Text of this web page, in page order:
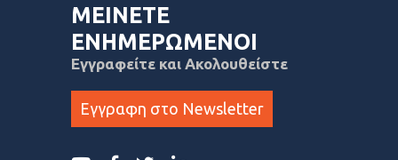
ΜΕΙΝΕΤΕ
ΕΝΗΜΕΡΩΜΕΝΟΙ
Εγγραφείτε και Ακολουθείστε
Εγγραφη στο Newsletter